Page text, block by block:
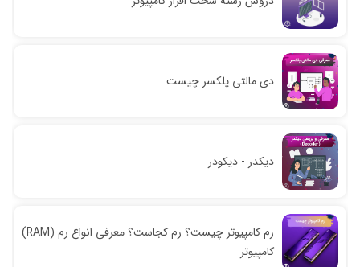
دی مالتی پلکسر چیست
دیکدر - دیکودر
رم کامپیوتر چیست؟ رم کجاست؟ معرفی انواع رم (RAM)
کامپیوتر